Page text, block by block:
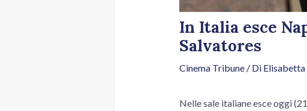
In Italia esce
Salvatores
Cinema Tribune/ Di Elisabetta
Nelle sale italiane esce oggi